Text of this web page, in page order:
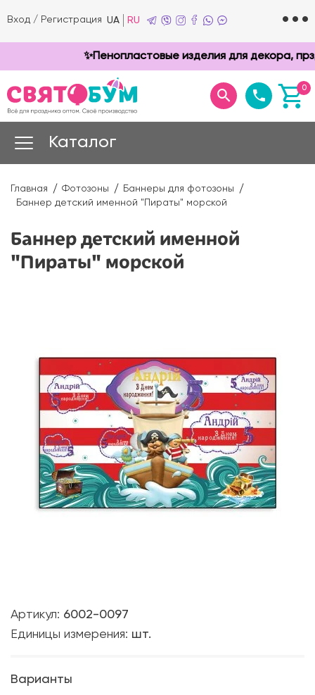
Вход / Регистрация UA RU
✨Пенопластовые изделия для декора,
0
Каталог
Главная Фотозоны
Баннеры для фотозоны
Баннер детский именной "Пираты" морской
Баннер детский именной
"Пираты" морской
Артикул: 6002-0097
Единицы измерения: шт.
Варианты